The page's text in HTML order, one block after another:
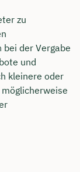
zu
der Vergabe
und
kleinere oder